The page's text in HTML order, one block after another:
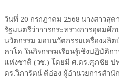
วันที่ 20 กรกฎาคม 2568 นางสาวสุ
รัฐมนตรีว่าการกระทรวงการอุดมศึ
นวัตกรรม มอบนวัตกรรมเครื่องผลิ
คาโด ในกิจกรรมเรียนรู้เชิงปฏิบัติก
แห่งชาติ (วช.) โดยมี ศ.ดร.ศุภชัย ป
ดร.วิภารัตน์ ดีอ่อง ผู้อำนวยการสำนั